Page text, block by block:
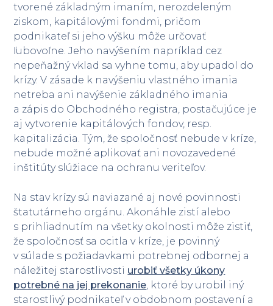
tvorené základným imaním, nerozdeleným
ziskom, kapitálovými fondmi, pričom
podnikateľ si jeho výšku môže určovať
ľubovoľne. Jeho navýšením napríklad cez
nepeňažný vklad sa vyhne tomu, aby upadol do
krízy. V zásade k navýšeniu vlastného imania
netreba ani navýšenie základného imania
a zápis do Obchodného registra, postačujúce je
aj vytvorenie kapitálových fondov, resp.
kapitalizácia. Tým, že spoločnosť nebude v kríze,
nebude možné aplikovať ani novozavedené
inštitúty slúžiace na ochranu veriteľov.
Na stav krízy sú naviazané aj nové povinnosti
štatutárneho orgánu. Akonáhle zistí alebo
s prihliadnutím na všetky okolnosti môže zistiť,
že spoločnosť sa ocitla v kríze, je povinný
v súlade s požiadavkami potrebnej odbornej a
náležitej starostlivosti urobiť všetky úkony
potrebné na jej prekonanie, ktoré by urobil iný
starostlivý podnikateľ v obdobnom postavení a